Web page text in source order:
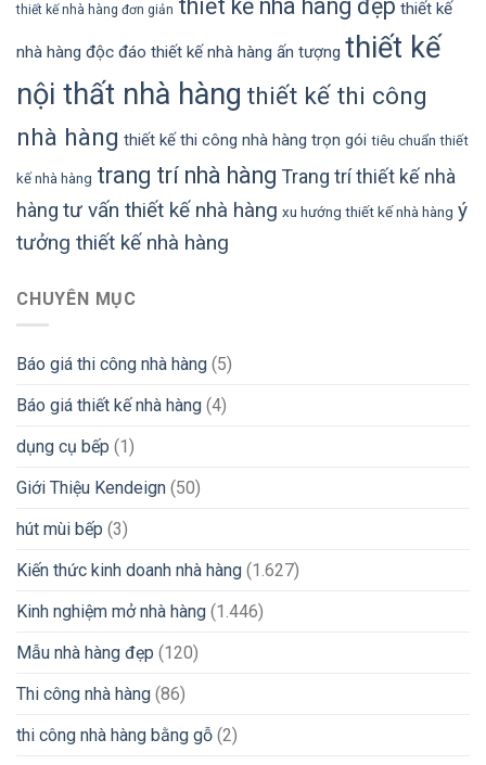
thiết kế nhà hàng đơn giản thiết kế nhà hàng đẹp thiết kế
nhà hàng độc đáo thiết kế nhà hàng ấn tượng thiết kế
nội thất nhà hàng thiết kế thi công
nhà hàng thiết kế thi công nhà hàng trọn gói tiêu chuẩn thiết
kế nhà hàng trang trí nhà hàng Trang trí thiết kế nhà
hàng tư vấn thiết kế nhà hàng xu hướng thiết kế nhà hàng ý
tưởng thiết kế nhà hàng
CHUYÊN MỤC
Báo giá thi công nhà hàng (5)
Báo giá thiết kế nhà hàng (4)
dụng cụ bếp (1)
Giới Thiệu Kendeign (50)
hút mùi bếp (3)
Kiến thức kinh doanh nhà hàng (1.627)
Kinh nghiệm mở nhà hàng (1.446)
Mẫu nhà hàng đẹp (120)
Thi công nhà hàng (86)
thi công nhà hàng bằng gỗ (2)